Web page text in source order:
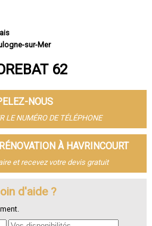
sur-Mer
Beaumont
la-Buissière
Omer
les-Mines
62
NOUS
LE NUMÉRO DE TÉLÉPHONE
À HAVRINCOURT
et recevez votre devis gratuit
d'aide ?